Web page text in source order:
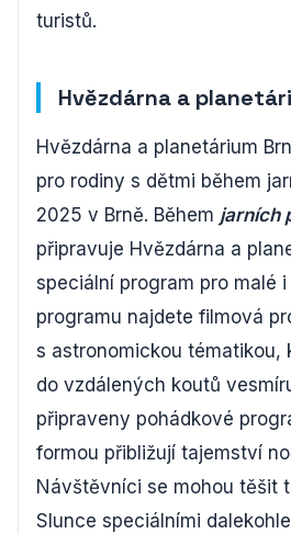
turistů.
Hvězdárna a
Hvězdárna a planetárium
pro rodiny s dětmi během
2025 v Brně. Během jarních
připravuje Hvězdárna a
speciální program pro malé i
programu najdete filmová
s astronomickou tématikou,
do vzdálených koutů
připraveny pohádkové
formou přibližují tajemství
Návštěvníci se mohou těšit
Slunce speciálními